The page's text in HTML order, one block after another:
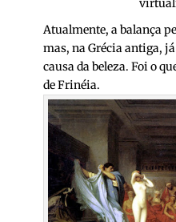
Atualmente, a balança
mas, na Grécia antiga,
causa da beleza. Foi o
de Frinéia.